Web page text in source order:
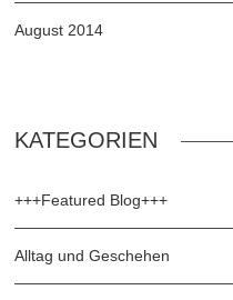
August 2014
KATEGORIEN
+++Featured Blog+++
Alltag und Geschehen